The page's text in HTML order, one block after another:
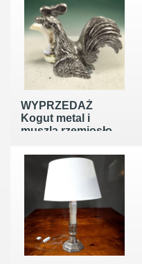
WYPRZEDAŻ
Kogut metal i
muszla rzemiosło
te